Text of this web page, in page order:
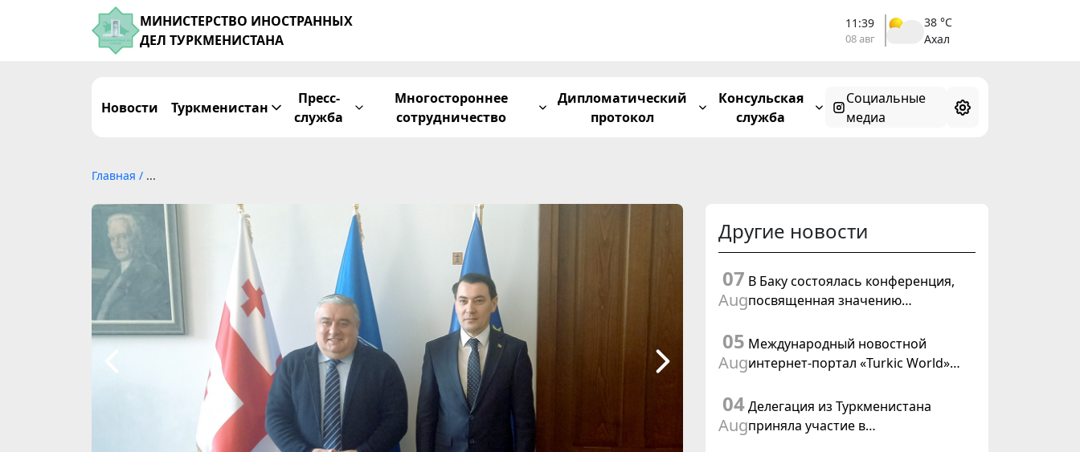
МИНИСТЕРСТВО ИНОСТРАННЫХ
ДЕЛ ТУРКМЕНИСТАНА
11:39
08 авг
38 °C
Ахал
Новости Туркменистан
Пресс-
служба
Многостороннее
сотрудничество
Дипломатический
протокол
Консульская
служба
Социальные
медиа
Главная / ...
Другие новости
07
Aug
В Баку состоялась конференция,
посвященная значению
Маслахаты Туркменистана и
резолюции ООН «Год
05
Aug
Международный новостной
интернет-портал «Turkic World»
подготовки и проведения
заседания Халк Маслахаты
04
Aug
Делегация из Туркменистана
приняла участие в